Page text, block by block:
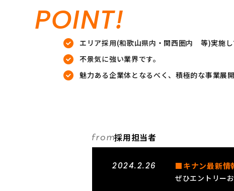
POINT!
エリア採用(和歌山県内・関西圏内 等)実施し
不景気に強い業界です。
魅力ある企業体となるべく、積極的な事業展
採用担当者
2024.2.26 ■キナン最新
ぜひエントリー